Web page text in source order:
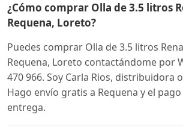
¿Cómo comprar Olla de 3.5 litros
Requena, Loreto?
Puedes comprar Olla de 3.5 litros
Requena, Loreto contactándome por
470 966. Soy Carla Rios, distribuidora
Hago envío gratis a Requena y el
entrega.